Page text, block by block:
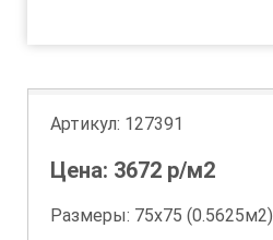
Артикул: 127391
Цена: 3672 р/м2
Размеры: 75х75 (0.5625м2)